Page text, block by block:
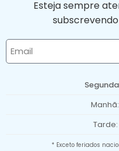
Esteja sempre
Tarde:
* Exceto feriados